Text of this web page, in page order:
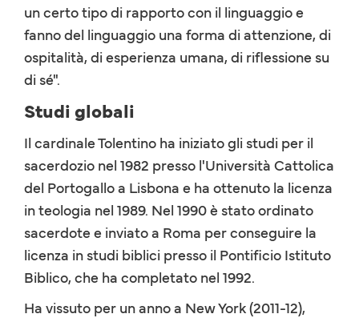
un certo tipo di rapporto con il linguaggio e
fanno del linguaggio una forma di attenzione, di
ospitalità, di esperienza umana, di riflessione su
di sé".
Studi globali
Il cardinale Tolentino ha iniziato gli studi per il
sacerdozio nel 1982 presso l'Università Cattolica
del Portogallo a Lisbona e ha ottenuto la licenza
in teologia nel 1989. Nel 1990 è stato ordinato
sacerdote e inviato a Roma per conseguire la
licenza in studi biblici presso il Pontificio Istituto
Biblico, che ha completato nel 1992.
Ha vissuto per un anno a New York (2011-12),